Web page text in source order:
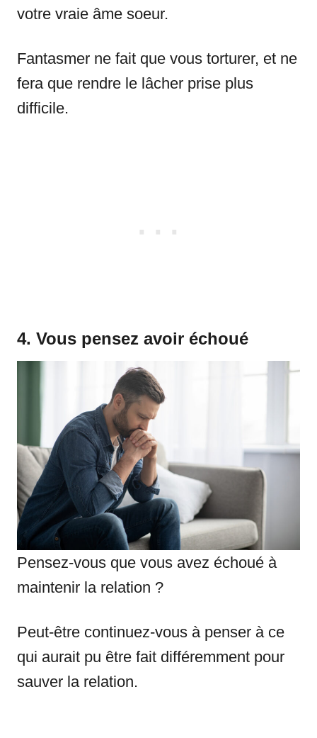
votre vraie âme soeur.
Fantasmer ne fait que vous torturer, et ne
fera que rendre le lâcher prise plus
difficile.
4. Vous pensez avoir échoué
Pensez-vous que vous avez échoué à
maintenir la relation ?
Peut-être continuez-vous à penser à ce
qui aurait pu être fait différemment pour
sauver la relation.